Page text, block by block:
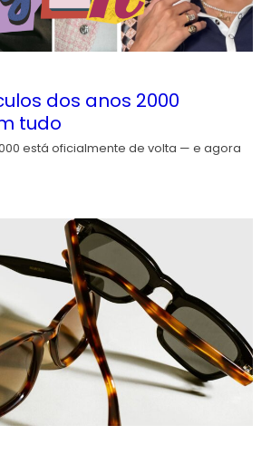
dos anos 2000
tudo
está oficialmente de volta — e agora